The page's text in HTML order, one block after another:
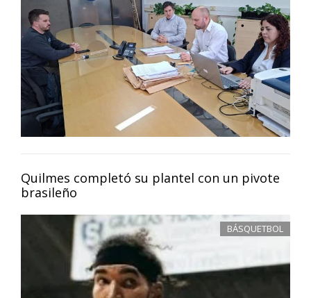
Quilmes completó su plantel con un pivote
brasileño
BÁSQUETBOL